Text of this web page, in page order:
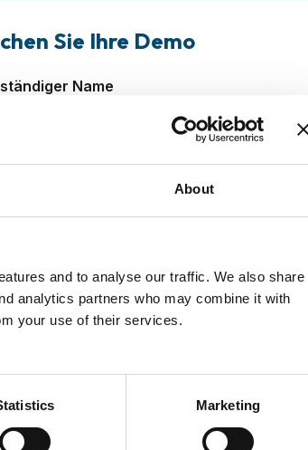
About
and to analyse our traffic. We also share
analytics partners who may combine it with
your use of their services.
Marketing
Sie Ihre Demo
Name
Meine Demo Buchen